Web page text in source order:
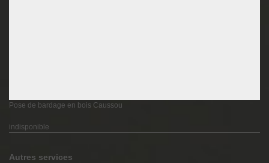
Pose de bardage en bois Caussou
indisponible
Autres services